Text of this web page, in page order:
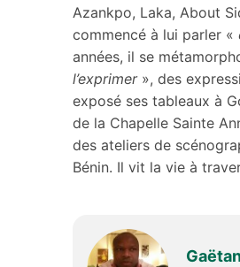
Azankpo, Laka, About
commencé à lui parler «
années, il se
l’exprimer», des
exposé ses tableaux à
de la Chapelle Sainte
des ateliers de
Bénin. Il vit la vie à